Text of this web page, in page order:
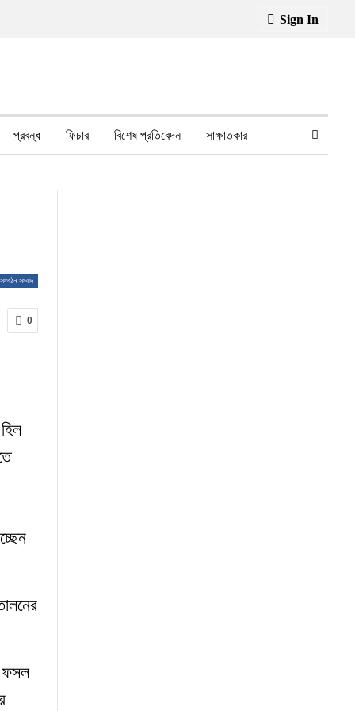
Sign In
প্রবন্ধ ফিচার বিশেষ প্রতিবেদন সাক্ষাতকার
সংগঠন সংবাদ
0
ফসল